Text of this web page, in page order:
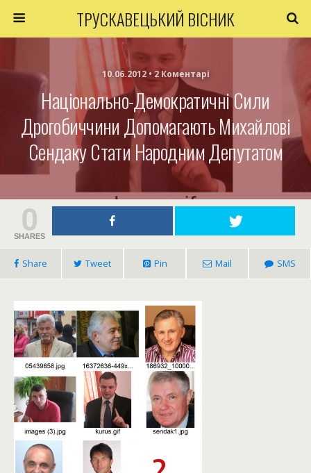
ТРУСКАВЕЦЬКИЙ ВІСНИК
10.06.2012 • 2 Коментарі
Національно-Демократичні Сили
Дрогобиччини Допомагають Михайлові
Сендаку Стати Народним Депутатом
0
SHARES
Share Tweet Pin Mail SMS